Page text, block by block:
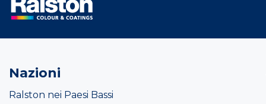
Nazioni
Ralston nei Paesi Bassi